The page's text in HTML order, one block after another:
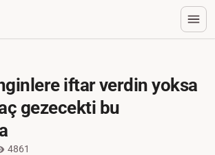
iftar verdin yoksa
gezecekti bu
4861